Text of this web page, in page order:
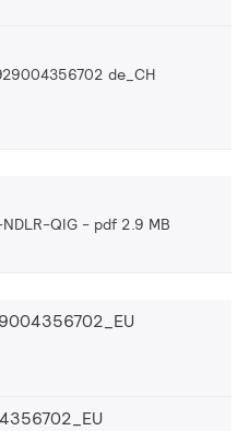
de_CH
QIG pdf 2.9 MB